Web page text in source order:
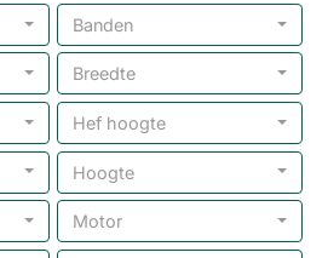
Banden
Breedte
Hef hoogte
Hoogte
Motor